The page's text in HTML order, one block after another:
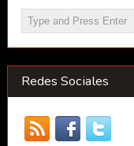
Redes Sociales